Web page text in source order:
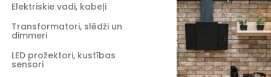
Elektriskie vadi, kabeļi
Transformatori, slēdži un
dimmeri
LED prožektori, kustības
sensori